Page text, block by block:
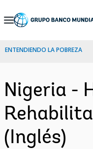
Skip
Navigation
ENTENDIENDO LA POBREZA
Nigeria -
(Inglés)